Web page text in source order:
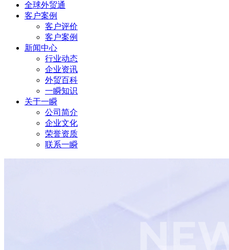
全球外贸通
客户案例
客户评价
客户案例
新闻中心
行业动态
企业资讯
外贸百科
一瞬知识
关于一瞬
公司简介
企业文化
荣誉资质
联系一瞬